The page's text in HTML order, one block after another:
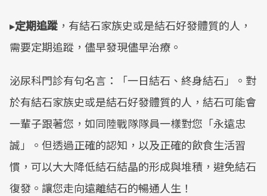
▸定期追蹤 ，有結石家族史或是結石好發體質的人，
需要定期追蹤，儘早發現儘早治療。
泌尿科門診有句名言：「一日結石、終身結石」。對
於有結石家族史或是結石好發體質的人，結石可能會
一輩子跟著您，如同陸戰隊隊員一樣對您「永遠忠
誠」。但透過正確的認知，以及正確的飲食生活習
慣，可以大大降低結石結晶的形成與堆積，避免結石
復發。讓您走向遠離結石的暢通人生！